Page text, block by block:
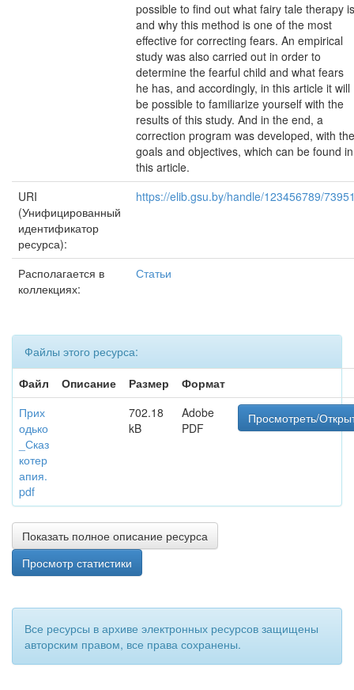
possible to find out what fairy tale therapy is
and why this method is one of the most
effective for correcting fears. An empirical
study was also carried out in order to
determine the fearful child and what fears
he has, and accordingly, in this article it will
be possible to familiarize yourself with the
results of this study. And in the end, a
correction program was developed, with the
goals and objectives, which can be found in
this article.
URI
(Унифицированный
идентификатор
ресурса):
https://elib.gsu.by/handle/123456789/
Располагается в
коллекциях:
Статьи
Файлы этого ресурса:
Файл
Описание Размер
Формат
Прих
одько
_Сказ
котер
апия.
pdf
702.18
kB
Adobe
PDF
Просмотреть/
Показать полное описание ресурса
Просмотр статистики
Все ресурсы в архиве электронных ресурсов защищены
авторским правом, все права сохранены.